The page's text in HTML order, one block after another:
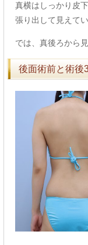
真横はしっかり皮
張り出して見えて
では、真後ろから
後面術前と術後